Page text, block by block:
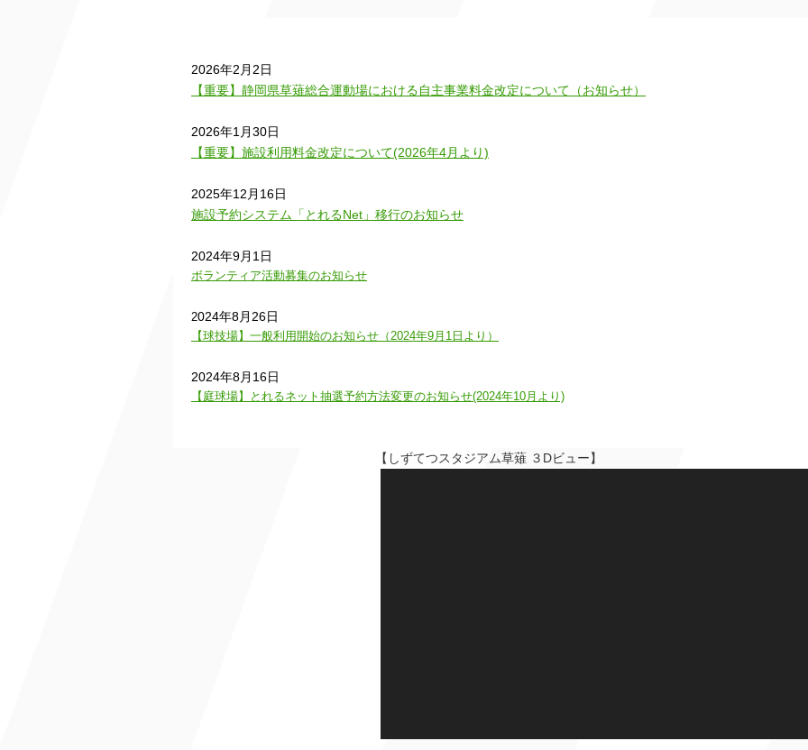
2026年2月2日
【重要】静岡県草薙総合運動場における自主事業料金改定について（お知らせ）
2026年1月30日
【重要】施設利用料金改定について(2026年4月より)
2025年12月16日
施設予約システム「とれるNet」移行のお知らせ
2024年9月1日
ボランティア活動募集のお知らせ
2024年8月26日
【球技場】一般利用開始のお知らせ（2024年9月1日より）
2024年8月16日
【庭球場】とれるネット抽選予約方法変更のお知らせ(2024年10月より)
【しずてつスタジアム草薙 ３Dビュー】